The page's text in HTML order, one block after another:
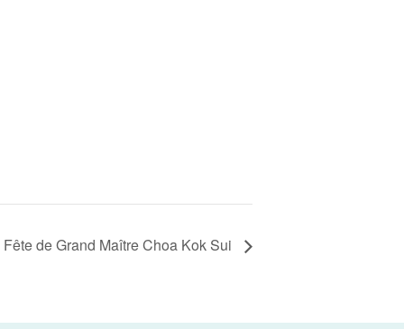
de Grand Maître Choa Kok Sui​